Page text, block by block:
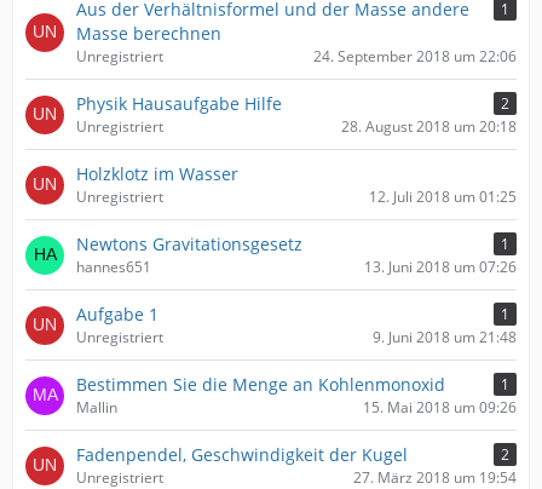
Aus der Verhältnisformel und der Masse andere
Masse berechnen
1
Unregistriert 24. September 2018 um 22:06
Physik Hausaufgabe Hilfe
2
Unregistriert
28. August 2018 um 20:18
Holzklotz im Wasser
Unregistriert 12. Juli 2018 um 01:25
Newtons Gravitationsgesetz
1
hannes651
13. Juni 2018 um 07:26
Aufgabe 1
1
Unregistriert
9. Juni 2018 um 21:48
Bestimmen Sie die Menge an Kohlenmonoxid
1
Mallin
15. Mai 2018 um 09:26
Fadenpendel, Geschwindigkeit der Kugel
2
Unregistriert
27. März 2018 um 19:54